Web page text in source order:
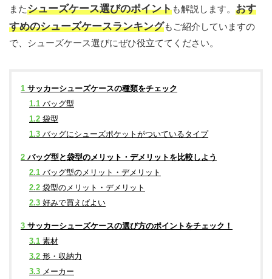
またシューズケース選びのポイントも解説します。 おす
すめのシューズケースランキングもご紹介していますの
で、シューズケース選びにぜひ役立ててください。
1 サッカーシューズケースの種類をチェック
1.1 バッグ型
1.2 袋型
1.3 バッグにシューズポケットがついているタイプ
2 バッグ型と袋型のメリット・デメリットを比較しよう
2.1 バッグ型のメリット・デメリット
2.2 袋型のメリット・デメリット
2.3 好みで買えばよい
3 サッカーシューズケースの選び方のポイントをチェック！
3.1 素材
3.2 形・収納力
3.3 メーカー